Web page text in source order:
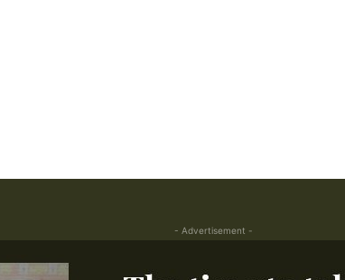
- Advertisement -